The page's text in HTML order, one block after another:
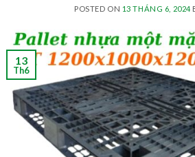
POSTED ON 13 THÁNG 6, 2024
13
Th6